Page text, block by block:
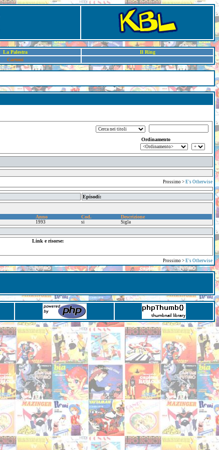
La Palestra
Il Ring
Cartoni
Ordinamento
Prossimo > E's Otherwise
Episodi:
Anno Cod. Descrizione
1993 si Sigla
Link e risorse:
Prossimo > E's Otherwise